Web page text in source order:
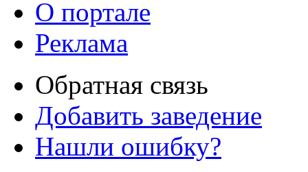
О портале
Реклама
Обратная связь
Добавить заведение
Нашли ошибку?